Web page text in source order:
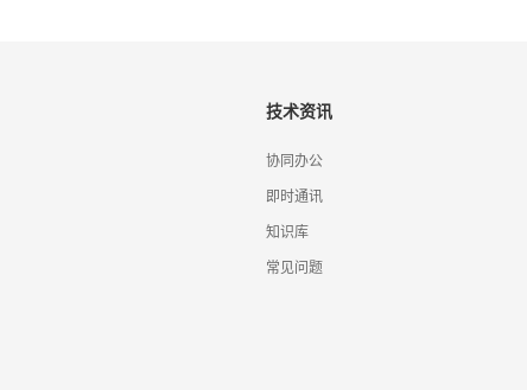
技术资讯
协同办公
即时通讯
知识库
常见问题